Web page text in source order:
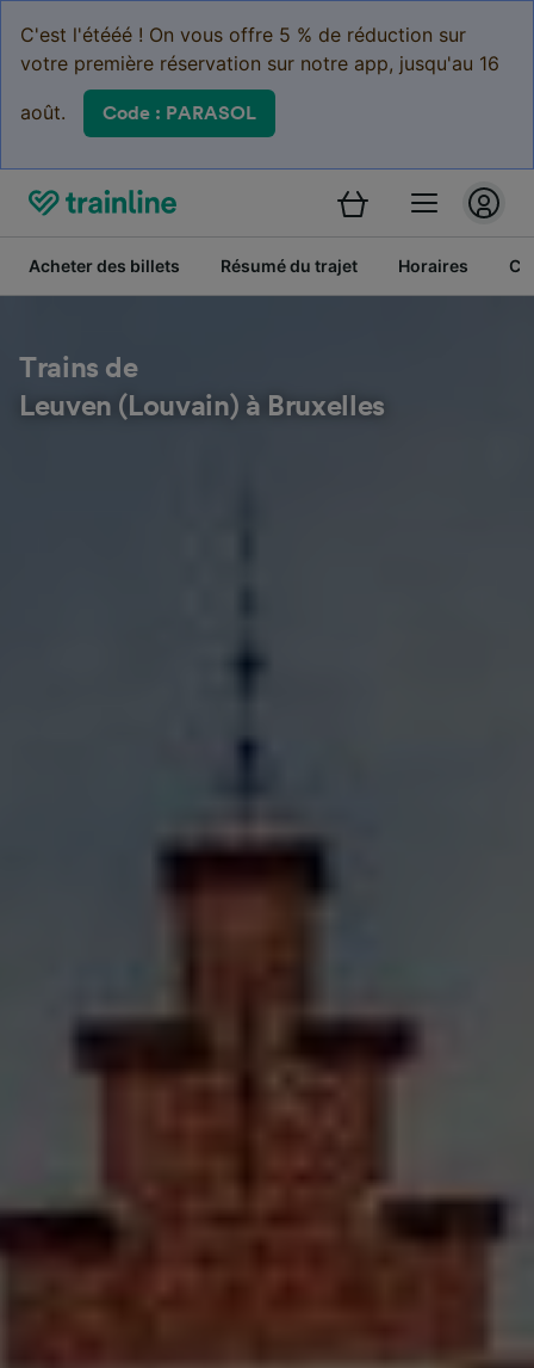
C'est l'étééé ! On vous offre 5 % de réduction sur
votre première réservation sur notre app, jusqu'au 16
août. Code : PARASOL
Acheter des billets Résumé du trajet Horaires
Trains de
Leuven (Louvain) à Bruxelles